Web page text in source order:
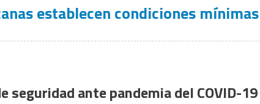
establecen condiciones
seguridad ante pandemia del COVID-19